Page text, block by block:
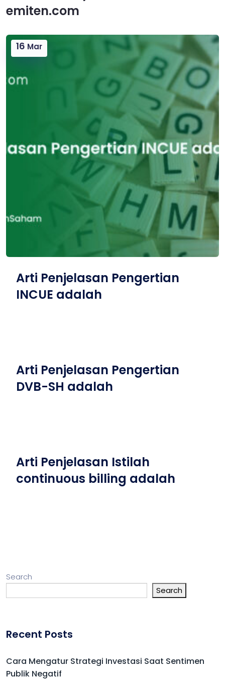
emiten.com
16 Mar
Arti Penjelasan Pengertian
INCUE adalah
Arti Penjelasan Pengertian
DVB-SH adalah
Arti Penjelasan Istilah
continuous billing adalah
Search
Search
Recent Posts
Cara Mengatur Strategi Investasi Saat Sentimen
Publik Negatif